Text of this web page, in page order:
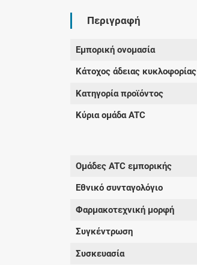
Περιγραφή
Εμπορική ονομασία
Κάτοχος άδειας κυκλοφορίας
Κατηγορία προϊόντος
Κύρια ομάδα ATC
Ομάδες ATC εμπορικής
Εθνικό συνταγολόγιο
Φαρμακοτεχνική μορφή
Συγκέντρωση
Συσκευασία